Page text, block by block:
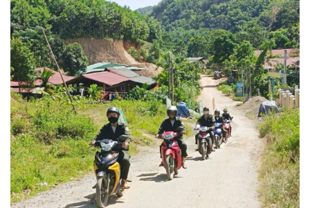
Thế giới
Quan sát
Cuộc sống đó đây
Hồ sơ
Multimedia
Video
Ảnh
E-Magazine
Infographic